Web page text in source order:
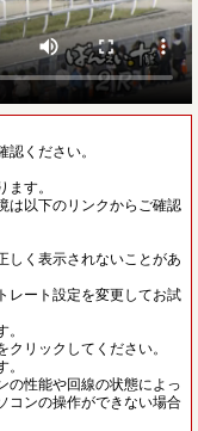
ください。
す。
は以下のリンクからご確認
しく表示されないことがあ
レート設定を変更してお試
リックしてください。
の性能や回線の状態によっ
コンの操作ができない場合